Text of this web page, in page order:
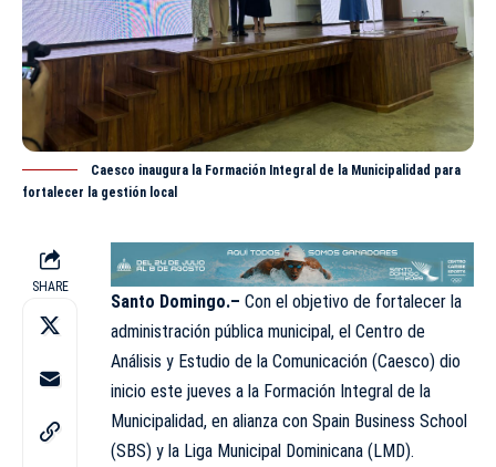
Caesco inaugura la Formación Integral de la Municipalidad para
fortalecer la gestión local
SHARE
Santo Domingo.– Con el objetivo de fortalecer la
administración pública municipal, el Centro de
Análisis y Estudio de la Comunicación (Caesco) dio
inicio este jueves a la Formación Integral de la
Municipalidad, en alianza con Spain Business School
(SBS) y la Liga Municipal Dominicana (LMD).